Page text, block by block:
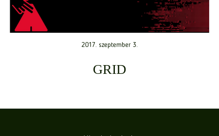
2017. szeptember 3.
GRID